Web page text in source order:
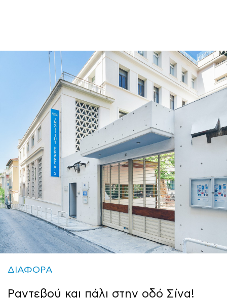
ΒΙΒΛΙΟΘΗΚΗ
ΔΙΑΦΟΡΑ
Ραντεβού και πάλι στην οδό Σίνα!